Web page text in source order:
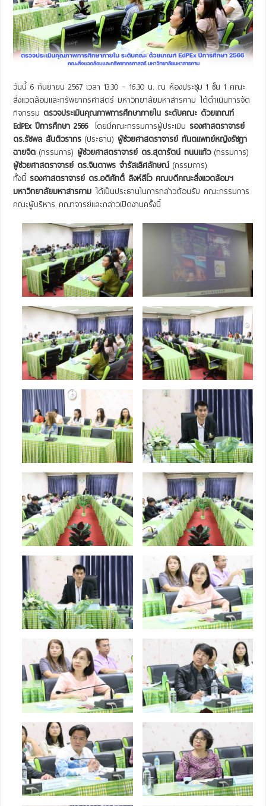
วันนี้ 6 กันยายน 2567 เวลา 13.30 – 16.30 น. ณ ห้องประชุม 1 ชั้น 1 คณะ
สิ่งแวดล้อมและทรัพยากรศาสตร์ มหาวิทยาลัยมหาสารคาม ได้ดำเนินการจัด
กิจกรรม ตรวจประเมินคุณภาพการศึกษาภายใน ระดับคณะ ด้วยเกณฑ์
EdPEx ปีการศึกษา 2566โดยมีคณะกรรมการผู้ประเมินรองศาสตราจารย์
ดร.รัชพล สันติวรากร (ประธาน) ผู้ช่วยศาสตราจารย์ ทันตแพทย์หญิงรัชฎา
ฉายจิต (กรรมการ) ผู้ช่วยศาสตราจารย์ ดร.สุดารัตน์ ถนนแก้ว(กรรมการ)
ผู้ช่วยศาสตราจารย์ ดร.จินดาพร จำรัสเลิศลักษณ์(กรรมการ)
ทั้งนี้รองศาสตราจารย์ ดร.อดิศักดิ์ สิงห์สีโว คณบดีคณะสิ่งแวดล้อมฯ
มหาวิทยาลัยมหาสารคาม ได้เป็นประธานในการกล่าวต้อนรับ คณะกรรมการ
คณะผู้บริหาร คณาจารย์และกล่าวเปิดงานครั้งนี้